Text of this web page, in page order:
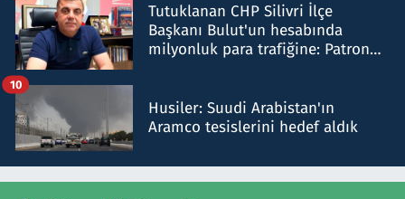
Tutuklanan CHP Silivri İlçe
Başkanı Bulut'un hesabında
milyonluk para trafiğine: Patron
Husiler: Suudi Arabistan'ın
Aramco tesislerini hedef aldık
10